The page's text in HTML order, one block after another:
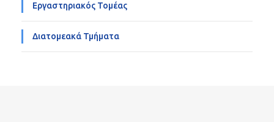
Εργαστηριακός Τομέας
Διατομεακά Τμήματα